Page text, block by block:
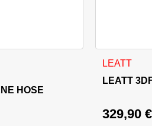
HOSE
Varianten auf. Die Optionen
LEATT
LEATT
329,90 €
Dieses